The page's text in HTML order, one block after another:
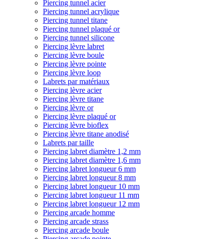
Piercing tunnel acier
Piercing tunnel acrylique
Piercing tunnel titane
Piercing tunnel plaqué or
Piercing tunnel silicone
Piercing lèvre labret
Piercing lèvre boule
Piercing lèvre pointe
Piercing lèvre loop
Labrets par matériaux
Piercing lèvre acier
Piercing lèvre titane
Piercing lèvre or
Piercing lèvre plaqué or
Piercing lèvre bioflex
Piercing lèvre titane anodisé
Labrets par taille
Piercing labret diamètre 1,2 mm
Piercing labret diamètre 1,6 mm
Piercing labret longueur 6 mm
Piercing labret longueur 8 mm
Piercing labret longueur 10 mm
Piercing labret longueur 11 mm
Piercing labret longueur 12 mm
Piercing arcade homme
Piercing arcade strass
Piercing arcade boule